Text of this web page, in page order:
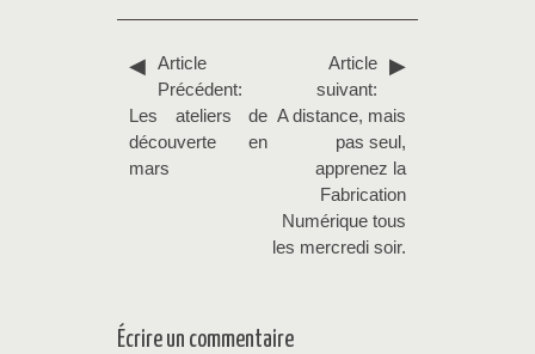
Article
Précédent:
Les ateliers de
découverte en
mars
Article
suivant:
A distance, mais
pas seul,
apprenez la
Fabrication
Numérique tous
les mercredi soir.
Écrire un commentaire